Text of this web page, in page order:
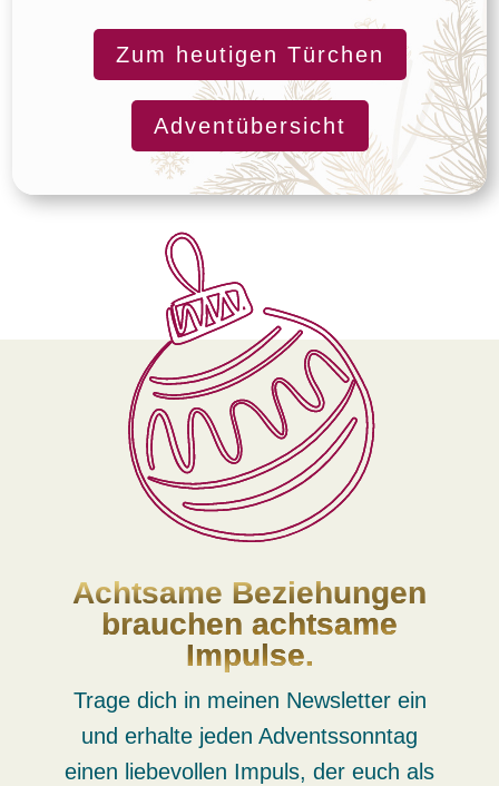
Zum heutigen Türchen
Adventübersicht
Achtsame Beziehungen
brauchen achtsame
Impulse.
Trage dich in meinen Newsletter ein
und erhalte jeden Adventssonntag
einen liebevollen Impuls, der euch als